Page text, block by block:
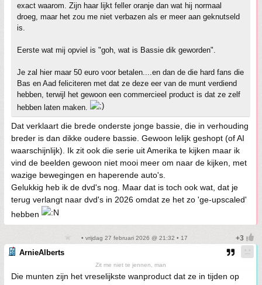
exact waarom. Zijn haar lijkt feller oranje dan wat hij normaal
droeg, maar het zou me niet verbazen als er meer aan geknutseld
is.
Eerste wat mij opviel is "goh, wat is Bassie dik geworden".
Je zal hier maar 50 euro voor betalen....en dan de die hard fans die
Bas en Aad feliciteren met dat ze deze eer van de munt verdiend
hebben, terwijl het gewoon een commercieel product is dat ze zelf
hebben laten maken.
Dat verklaart die brede onderste jonge bassie, die in verhouding
breder is dan dikke oudere bassie. Gewoon lelijk geshopt (of AI
waarschijnlijk). Ik zit ook die serie uit Amerika te kijken maar ik
vind de beelden gewoon niet mooi meer om naar de kijken, met
wazige bewegingen en haperende auto's.
Gelukkig heb ik de dvd's nog. Maar dat is toch ook wat, dat je
terug verlangt naar dvd's in 2026 omdat ze het zo 'ge-upscaled'
hebben
• vrijdag 27 februari 2026 @ 21:32 • 17
ArnieAlberts
Zit me niet te jennen, man
Die munten zijn het vreselijkste wanproduct dat ze in tijden op